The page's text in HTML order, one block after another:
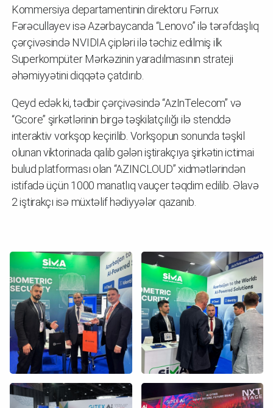
Kommersiya departamentinin direktoru Fərrux
Fərəcullayev isə Azərbaycanda “Lenovo” ilə tərəfdaşlıq
çərçivəsində NVIDIA çipləri ilə təchiz edilmiş ilk
Superkompüter Mərkəzinin yaradılmasının strateji
əhəmiyyətini diqqətə çatdırıb.
Qeyd edək ki, tədbir çərçivəsində “AzInTelecom” və
“Gcore” şirkətlərinin birgə təşkilatçılığı ilə stenddə
interaktiv vorkşop keçirilib. Vorkşopun sonunda təşkil
olunan viktorinada qalib gələn iştirakçıya şirkətin ictimai
bulud platforması olan “AZINCLOUD” xidmətlərindən
istifadə üçün 1000 manatlıq vauçer təqdim edilib. Əlavə
2 iştirakçı isə müxtəlif hədiyyələr qazanıb.